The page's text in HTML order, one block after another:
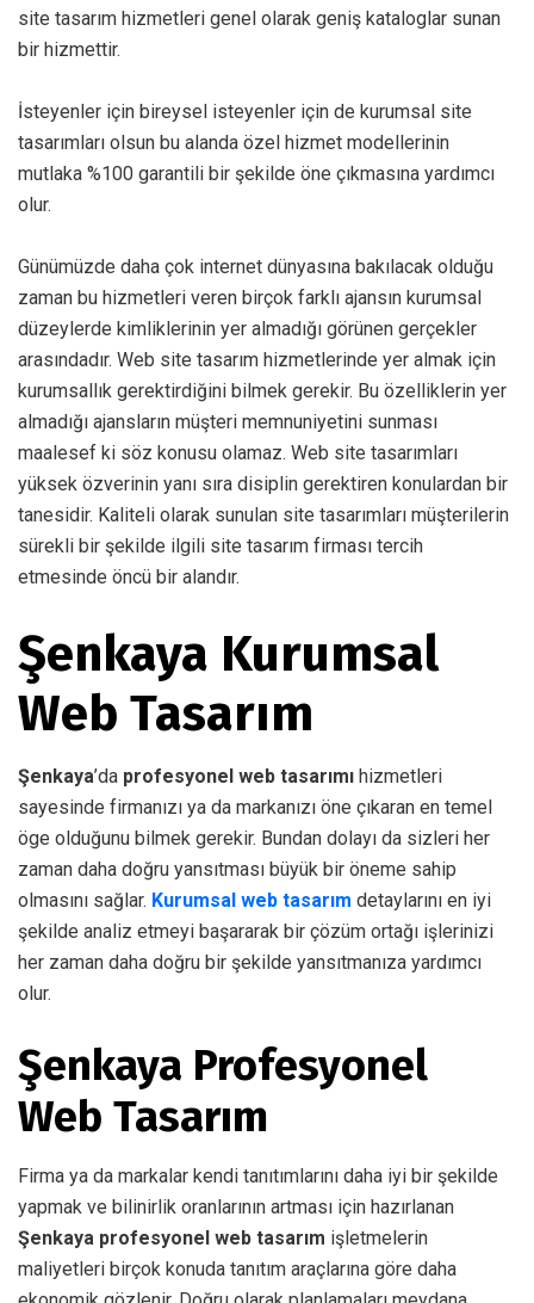
site tasarım hizmetleri genel olarak geniş kataloglar sunan
bir hizmettir.
İsteyenler için bireysel isteyenler için de kurumsal site
tasarımları olsun bu alanda özel hizmet modellerinin
mutlaka %100 garantili bir şekilde öne çıkmasına yardımcı
olur.
Günümüzde daha çok internet dünyasına bakılacak olduğu
zaman bu hizmetleri veren birçok farklı ajansın kurumsal
düzeylerde kimliklerinin yer almadığı görünen gerçekler
arasındadır. Web site tasarım hizmetlerinde yer almak için
kurumsallık gerektirdiğini bilmek gerekir. Bu özelliklerin yer
almadığı ajansların müşteri memnuniyetini sunması
maalesef ki söz konusu olamaz. Web site tasarımları
yüksek özverinin yanı sıra disiplin gerektiren konulardan bir
tanesidir. Kaliteli olarak sunulan site tasarımları müşterilerin
sürekli bir şekilde ilgili site tasarım firması tercih
etmesinde öncü bir alandır.
Şenkaya Kurumsal
Web Tasarım
Şenkaya’da profesyonel web tasarımı hizmetleri
sayesinde firmanızı ya da markanızı öne çıkaran en temel
öge olduğunu bilmek gerekir. Bundan dolayı da sizleri her
zaman daha doğru yansıtması büyük bir öneme sahip
olmasını sağlar. Kurumsal web tasarım detaylarını en iyi
şekilde analiz etmeyi başararak bir çözüm ortağı işlerinizi
her zaman daha doğru bir şekilde yansıtmanıza yardımcı
olur.
Şenkaya Profesyonel
Web Tasarım
Firma ya da markalar kendi tanıtımlarını daha iyi bir şekilde
yapmak ve bilinirlik oranlarının artması için hazırlanan
Şenkaya profesyonel web tasarım işletmelerin
maliyetleri birçok konuda tanıtım araçlarına göre daha